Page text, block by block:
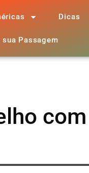
Dicas
sua Passagem
com